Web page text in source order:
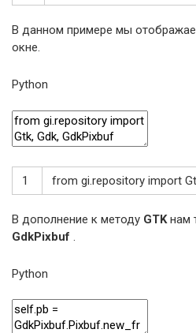
В данном примере мы
окне.
Python
1 from gi.repository import
В дополнение к методу GTKнам
GdkPixbuf .
Python